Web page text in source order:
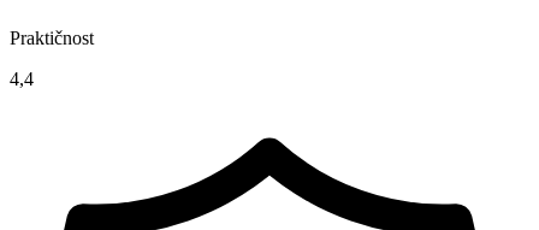
Praktičnost
4,4